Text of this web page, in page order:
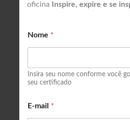
oficina Inspire, expire e se
Nome *
Insira seu nome conforme você
seu certificado
E-mail *